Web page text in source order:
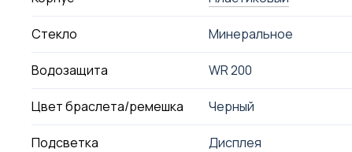
Стекло Минеральное
Водозащита WR 200
Цвет браслета/ремешка Черный
Подсветка Дисплея